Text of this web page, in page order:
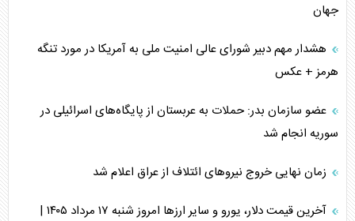
جهان
هشدار مهم دبیر شورای عالی امنیت ملی به آمریکا در مورد تنگه
هرمز + عکس
عضو سازمان بدر: حملات به عربستان از پایگاه‌های اسرائیلی در
سوریه انجام شد
زمان نهایی خروج نیرو‌های ائتلاف از عراق اعلام شد
آخرین قیمت دلار، یورو و سایر ارز‌ها امروز شنبه ۱۷ مرداد ۱۴۰۵ |